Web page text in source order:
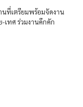
ที่เตรียมพร้อมจัดงาน
เทศ ร่วมงานคึกคัก